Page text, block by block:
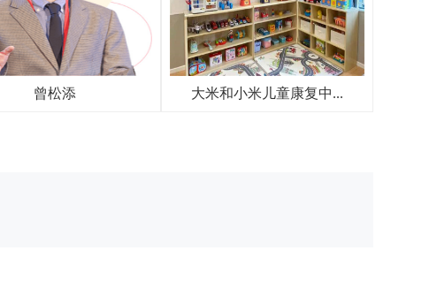
曾松添 大米和小米儿童康复中...